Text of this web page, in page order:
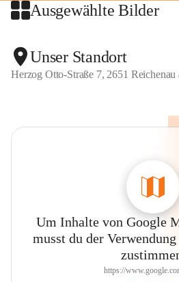
Ausgewählte Bilder
Unser Standort
Herzog Otto-Straße 7, 2651
Um Inhalte von Google
musst du der
https://